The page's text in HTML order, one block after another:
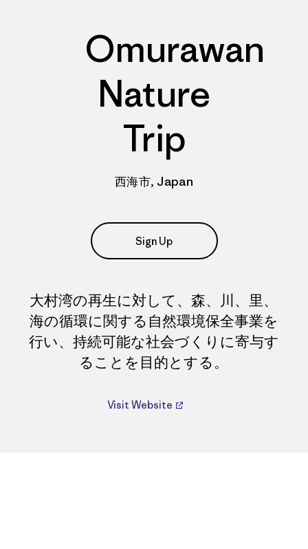
Omurawan
Nature
Trip
西海市, Japan
Sign Up
大村湾の再生に対して、森、川、里、
海の循環に関する自然環境保全事業を
行い、持続可能な社会づくりに寄与す
ることを目的とする。
Visit Website